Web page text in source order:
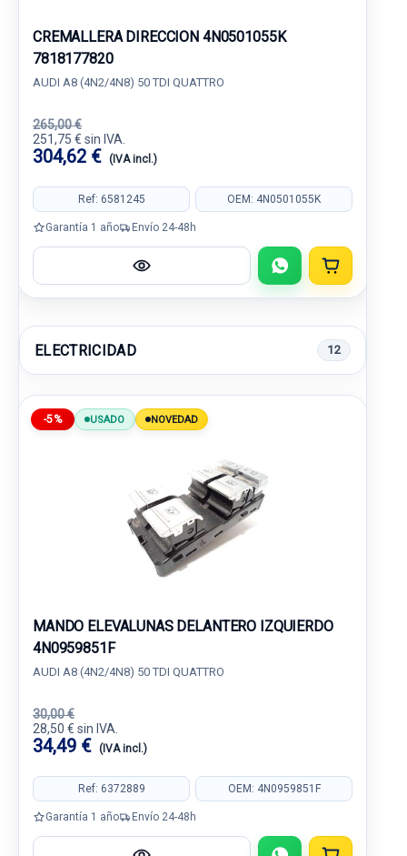
CREMALLERA DIRECCION 4N0501055K
7818177820
AUDI A8 (4N2/4N8) 50 TDI QUATTRO
265,00 €
251,75 € sin IVA.
304,62 € (IVA incl.)
Ref: 6581245 OEM: 4N0501055K
Garantía 1 año Envío 24-48h
ELECTRICIDAD 12
-5% USADO NOVEDAD
MANDO ELEVALUNAS DELANTERO IZQUIERDO
4N0959851F
AUDI A8 (4N2/4N8) 50 TDI QUATTRO
30,00 €
28,50 € sin IVA.
34,49 € (IVA incl.)
Ref: 6372889 OEM: 4N0959851F
Garantía 1 año Envío 24-48h